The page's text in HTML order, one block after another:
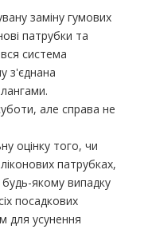
заміну гумових
патрубки та
система
з'єднана
але справа не
оцінку того, чи
патрубках,
якому випадку
посадкових
для усунення